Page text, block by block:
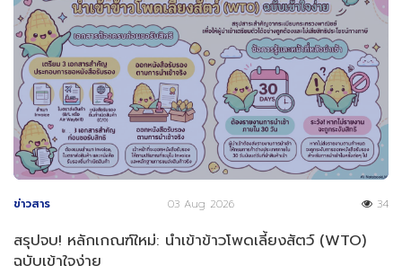
ข่าวสาร 03 Aug 2026 34
สรุปจบ! หลักเกณฑ์ใหม่: นำเข้าข้าวโพดเลี้ยงสัตว์ (WTO)
ฉบับเข้าใจง่าย